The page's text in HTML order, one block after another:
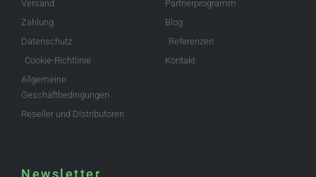
Versand
Zahlung
Datenschutz
Cookie-Richtlinie
Allgemeine
Geschäftbedingungen
Reseller und Distributoren
Partnerprogramm
Blog
Referenzen
Kontakt
Newsletter